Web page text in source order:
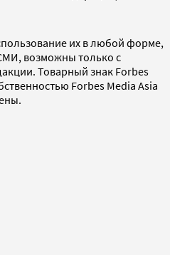
их в любой форме,
возможны только с
Товарный знак Forbes
Forbes Media Asia